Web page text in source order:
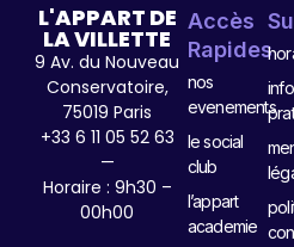
L'APPART DE
LA VILLETTE
9 Av. du Nouveau
Conservatoire,
75019 Paris
+33 6 11 05 52 63
—
Horaire : 9h30 –
00h00
Accès
Rapides
nos
evenements
le social
club
l’appart
academie